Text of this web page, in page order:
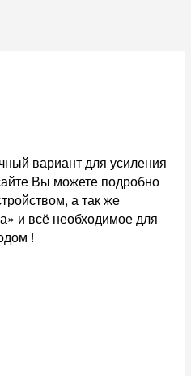
вариант для усиления
Вы можете подробно
а так же
и всё необходимое для
!